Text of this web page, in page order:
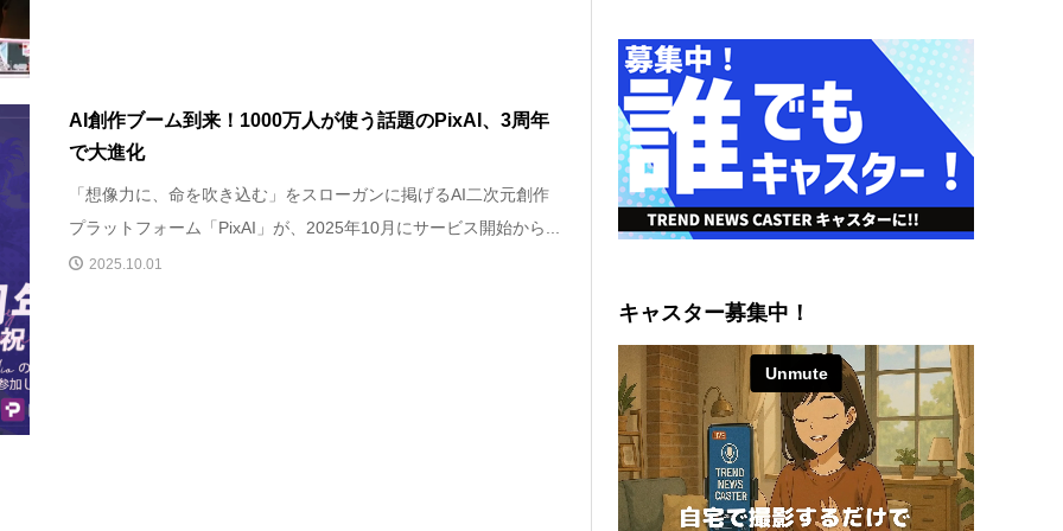
AI創作ブーム到来！1000万人が使う話題のPixAI、3周年
で大進化
「想像力に、命を吹き込む」をスローガンに掲げるAI二次元創作
プラットフォーム「PixAI」が、2025年10月にサービス開始から...
2025.10.01
キャスター募集中！